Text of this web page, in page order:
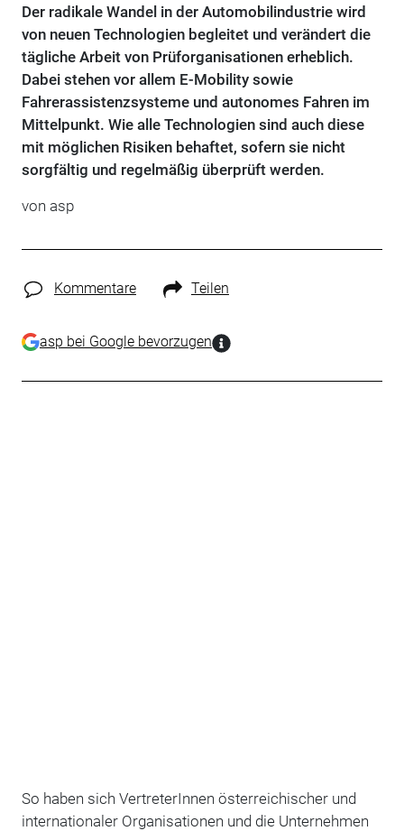
Der radikale Wandel in der Automobilindustrie wird
von neuen Technologien begleitet und verändert die
tägliche Arbeit von Prüforganisationen erheblich.
Dabei stehen vor allem E-Mobility sowie
Fahrerassistenzsysteme und autonomes Fahren im
Mittelpunkt. Wie alle Technologien sind auch diese
mit möglichen Risiken behaftet, sofern sie nicht
sorgfältig und regelmäßig überprüft werden.
von asp
Kommentare Teilen
asp bei Google bevorzugen
So haben sich VertreterInnen österreichischer und
internationaler Organisationen und die Unternehmen